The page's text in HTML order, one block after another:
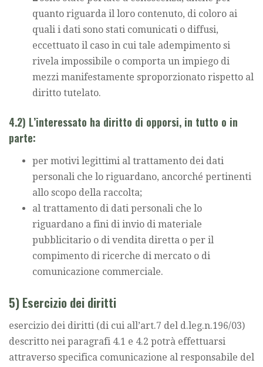
quanto riguarda il loro contenuto, di coloro ai
quali i dati sono stati comunicati o diffusi,
eccettuato il caso in cui tale adempimento si
rivela impossibile o comporta un impiego di
mezzi manifestamente sproporzionato rispetto al
diritto tutelato.
4.2) L’interessato ha diritto di opporsi, in tutto o in
parte:
per motivi legittimi al trattamento dei dati
personali che lo riguardano, ancorché pertinenti
allo scopo della raccolta;
al trattamento di dati personali che lo
riguardano a fini di invio di materiale
pubblicitario o di vendita diretta o per il
compimento di ricerche di mercato o di
comunicazione commerciale.
5) Esercizio dei diritti
esercizio dei diritti (di cui all’art.7 del d.leg.n.196/03)
descritto nei paragrafi 4.1 e 4.2 potrà effettuarsi
attraverso specifica comunicazione al responsabile del